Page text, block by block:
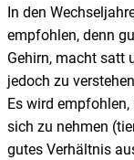
In den
empfohlen, denn
Gehirn, macht satt
jedoch zu
Es wird
sich zu nehmen
gutes Verhältnis